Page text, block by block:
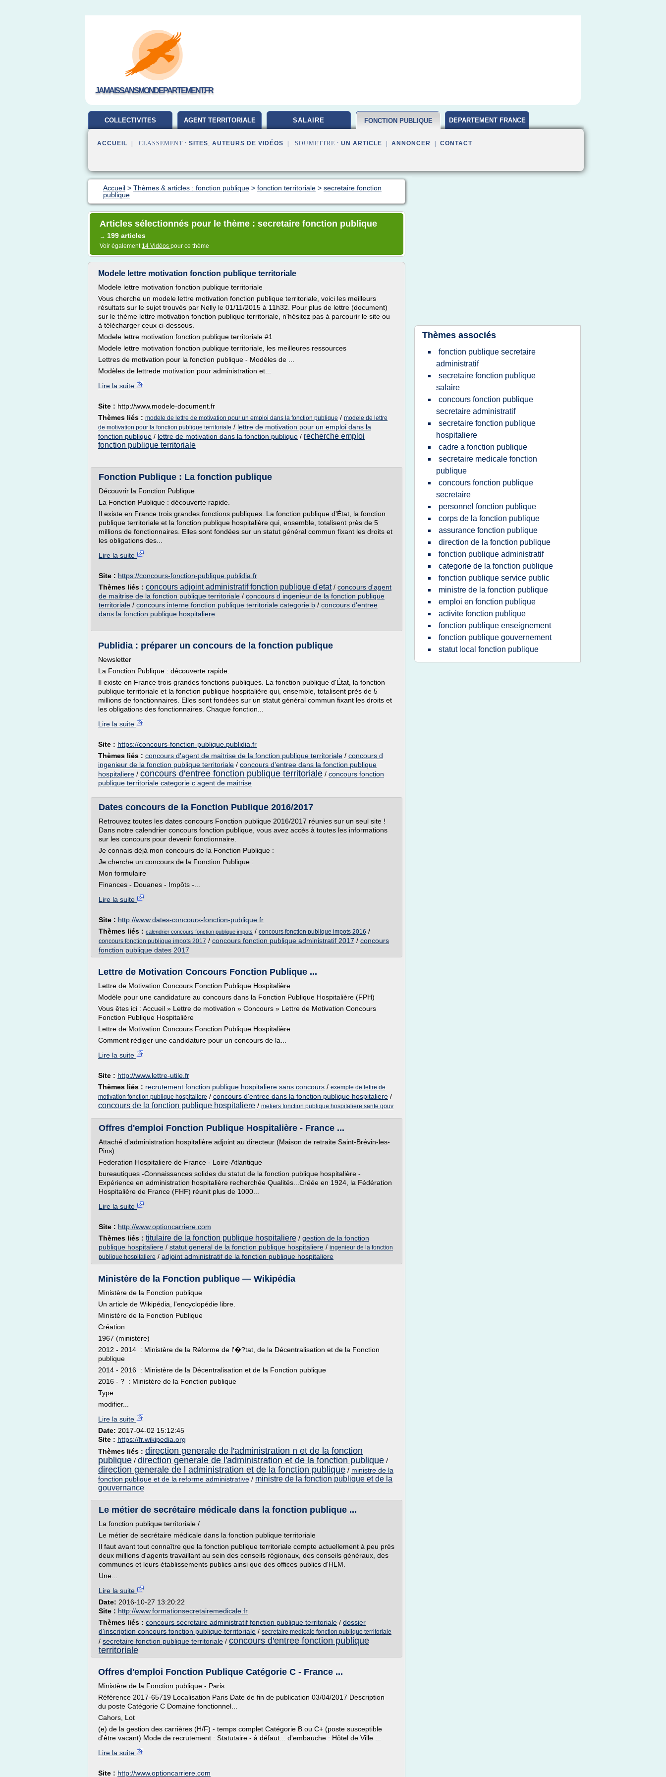
JAMAISSANSMONDEPARTEMENT.FR
COLLECTIVITES AGENT TERRITORIALE SALAIRE FONCTION PUBLIQUE DEPARTEMENT FRANCE
ACCUEIL | CLASSEMENT : SITES, AUTEURS DE VIDÉOS | SOUMETTRE : UN ARTICLE ANNONCER CONTACT
Accueil > Thèmes & articles : fonction publique > fonction territoriale > secretaire fonction
publique
Articles sélectionnés pour le thème : secretaire fonction publique
→ 199 articles
Voir également 14 Vidéos pour ce thème
Modele lettre motivation fonction publique territoriale
Modele lettre motivation fonction publique territoriale
Vous cherche un modele lettre motivation fonction publique territoriale, voici les meilleurs
résultats sur le sujet trouvés par Nelly le 01/11/2015 à 11h32. Pour plus de lettre (document)
sur le thème lettre motivation fonction publique territoriale, n'hésitez pas à parcourir le site ou
à télécharger ceux ci-dessous.
Modele lettre motivation fonction publique territoriale #1
Modele lettre motivation fonction publique territoriale, les meilleures ressources
Lettres de motivation pour la fonction publique - Modèles de ...
Modèles de lettrede motivation pour administration et...
Lire la suite
Site : http://www.modele-document.fr
Thèmes liés : modele de lettre de motivation pour un emploi dans la fonction publique / modele de lettre
de motivation pour la fonction publique territoriale / lettre de motivation pour un emploi dans la
fonction publique / lettre de motivation dans la fonction publique / recherche emploi
fonction publique territoriale
Fonction Publique : La fonction publique
Découvrir la Fonction Publique
La Fonction Publique : découverte rapide.
Il existe en France trois grandes fonctions publiques. La fonction publique d'État, la fonction
publique territoriale et la fonction publique hospitalière qui, ensemble, totalisent près de 5
millions de fonctionnaires. Elles sont fondées sur un statut général commun fixant les droits et
les obligations des...
Lire la suite
Site : https://concours-fonction-publique.publidia.fr
Thèmes liés : concours adjoint administratif fonction publique d'etat/ concours d'agent
de maitrise de la fonction publique territoriale / concours d ingenieur de la fonction publique
territoriale / concours interne fonction publique territoriale categorie b / concours d'entree
dans la fonction publique hospitaliere
Publidia : préparer un concours de la fonction publique
Newsletter
La Fonction Publique : découverte rapide.
Il existe en France trois grandes fonctions publiques. La fonction publique d'État, la fonction
publique territoriale et la fonction publique hospitalière qui, ensemble, totalisent près de 5
millions de fonctionnaires. Elles sont fondées sur un statut général commun fixant les droits et
les obligations des fonctionnaires. Chaque fonction...
Lire la suite
Site : https://concours-fonction-publique.publidia.fr
Thèmes liés : concours d'agent de maitrise de la fonction publique territoriale / concours d
ingenieur de la fonction publique territoriale / concours d'entree dans la fonction publique
hospitaliere / concours d'entree fonction publique territoriale / concours fonction
publique territoriale categorie c agent de maitrise
Dates concours de la Fonction Publique 2016/2017
Retrouvez toutes les dates concours Fonction publique 2016/2017 réunies sur un seul site !
Dans notre calendrier concours fonction publique, vous avez accès à toutes les informations
sur les concours pour devenir fonctionnaire.
Je connais déjà mon concours de la Fonction Publique :
Je cherche un concours de la Fonction Publique :
Mon formulaire
Finances - Douanes - Impôts -...
Lire la suite
Site : http://www.dates-concours-fonction-publique.fr
Thèmes liés : calendrier concours fonction publique impots / concours fonction publique impots 2016 /
concours fonction publique impots 2017 / concours fonction publique administratif 2017 / concours
fonction publique dates 2017
Lettre de Motivation Concours Fonction Publique ...
Lettre de Motivation Concours Fonction Publique Hospitalière
Modèle pour une candidature au concours dans la Fonction Publique Hospitalière (FPH)
Vous êtes ici : Accueil » Lettre de motivation » Concours » Lettre de Motivation Concours
Fonction Publique Hospitalière
Lettre de Motivation Concours Fonction Publique Hospitalière
Comment rédiger une candidature pour un concours de la...
Lire la suite
Site : http://www.lettre-utile.fr
Thèmes liés : recrutement fonction publique hospitaliere sans concours / exemple de lettre de
motivation fonction publique hospitaliere / concours d'entree dans la fonction publique hospitaliere /
concours de la fonction publique hospitaliere / metiers fonction publique hospitaliere sante gouv
Offres d'emploi Fonction Publique Hospitalière - France ...
Attaché d'administration hospitalière adjoint au directeur (Maison de retraite Saint-Brévin-les-
Pins)
Federation Hospitaliere de France - Loire-Atlantique
bureautiques -Connaissances solides du statut de la fonction publique hospitalière -
Expérience en administration hospitalière recherchée Qualités...Créée en 1924, la Fédération
Hospitalière de France (FHF) réunit plus de 1000...
Lire la suite
Site : http://www.optioncarriere.com
Thèmes liés : titulaire de la fonction publique hospitaliere / gestion de la fonction
publique hospitaliere / statut general de la fonction publique hospitaliere / ingenieur de la fonction
publique hospitaliere / adjoint administratif de la fonction publique hospitaliere
Ministère de la Fonction publique — Wikipédia
Ministère de la Fonction publique
Un article de Wikipédia, l'encyclopédie libre.
Ministère de la Fonction Publique
Création
1967 (ministère)
2012 - 2014 : Ministère de la Réforme de l'�?tat, de la Décentralisation et de la Fonction
publique
2014 - 2016 : Ministère de la Décentralisation et de la Fonction publique
2016 - ? : Ministère de la Fonction publique
Type
modifier...
Lire la suite
Date: 2017-04-02 15:12:45
Site : https://fr.wikipedia.org
Thèmes liés : direction generale de l'administration n et de la fonction
publique / direction generale de l'administration et de la fonction publique /
direction generale de l administration et de la fonction publique / ministre de la
fonction publique et de la reforme administrative / ministre de la fonction publique et de la
gouvernance
Le métier de secrétaire médicale dans la fonction publique ...
La fonction publique territoriale /
Le métier de secrétaire médicale dans la fonction publique territoriale
Il faut avant tout connaître que la fonction publique territoriale compte actuellement à peu près
deux millions d'agents travaillant au sein des conseils régionaux, des conseils généraux, des
communes et leurs établissements publics ainsi que des offices publics d'HLM.
Une...
Lire la suite
Date: 2016-10-27 13:20:22
Site : http://www.formationsecretairemedicale.fr
Thèmes liés : concours secretaire administratif fonction publique territoriale / dossier
d'inscription concours fonction publique territoriale / secretaire medicale fonction publique territoriale
/ secretaire fonction publique territoriale / concours d'entree fonction publique
territoriale
Offres d'emploi Fonction Publique Catégorie C - France ...
Ministère de la Fonction publique - Paris
Référence 2017-65719 Localisation Paris Date de fin de publication 03/04/2017 Description
du poste Catégorie C Domaine fonctionnel...
Cahors, Lot
(e) de la gestion des carrières (H/F) - temps complet Catégorie B ou C+ (poste susceptible
d'être vacant) Mode de recrutement : Statutaire - à défaut... d'embauche : Hôtel de Ville ...
Lire la suite
Site : http://www.optioncarriere.com
Thèmes associés
fonction publique secretaire
administratif
secretaire fonction publique
salaire
concours fonction publique
secretaire administratif
secretaire fonction publique
hospitaliere
cadre a fonction publique
secretaire medicale fonction
publique
concours fonction publique
secretaire
personnel fonction publique
corps de la fonction publique
assurance fonction publique
direction de la fonction publique
fonction publique administratif
categorie de la fonction publique
fonction publique service public
ministre de la fonction publique
emploi en fonction publique
activite fonction publique
fonction publique enseignement
fonction publique gouvernement
statut local fonction publique